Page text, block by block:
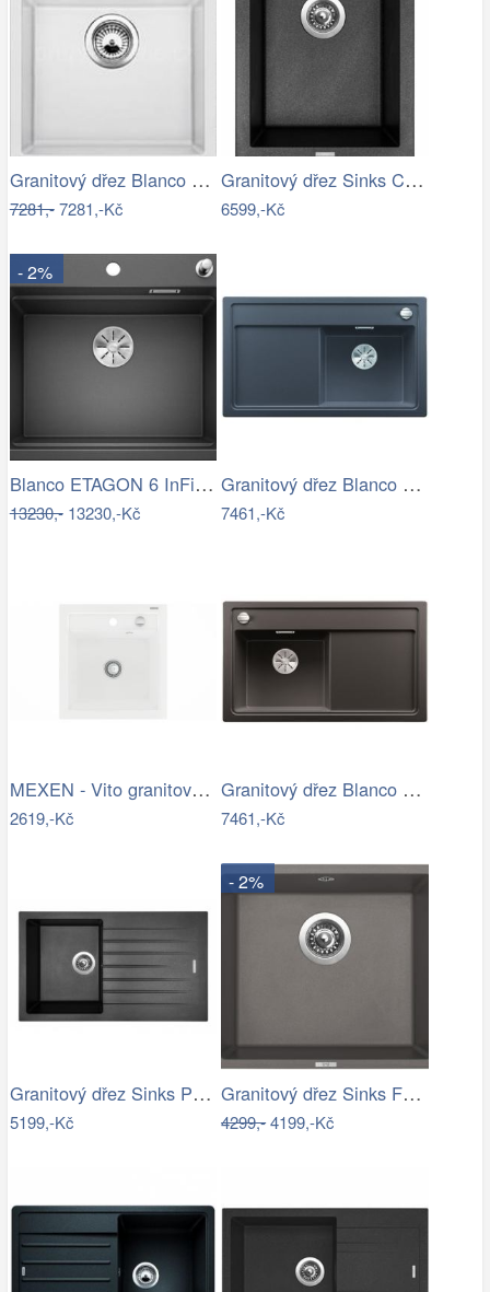
Granitový dřez Blanco DALAGO 45 bílá s…
7281,-7281,-Kč
Granitový dřez Sinks CUBE 410 Metalblack
6599,-Kč
- 2%
Blanco ETAGON 6 InFino Silgranit…
13230,-13230,-Kč
Granitový dřez Blanco ZENAR 45 S InFino…
7461,-Kč
MEXEN - Vito granitový dřez 1 520x490…
2619,-Kč
Granitový dřez Blanco ZENAR 45 S InFino…
7461,-Kč
Granitový dřez Sinks PERFECTO 860…
5199,-Kč
- 2%
Granitový dřez Sinks FRAME 457 Truffle
4299,-4199,-Kč